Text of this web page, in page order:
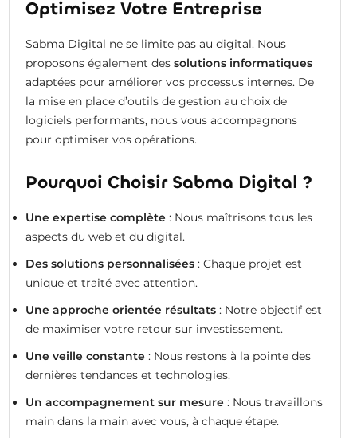
Optimisez Votre Entreprise
Sabma Digital ne se limite pas au digital. Nous
proposons également des solutions informatiques
adaptées pour améliorer vos processus internes. De
la mise en place d’outils de gestion au choix de
logiciels performants, nous vous accompagnons
pour optimiser vos opérations.
Pourquoi Choisir Sabma Digital ?
Une expertise complète: Nous maîtrisons tous les
aspects du web et du digital.
Des solutions personnalisées: Chaque projet est
unique et traité avec attention.
Une approche orientée résultats: Notre objectif est
de maximiser votre retour sur investissement.
Une veille constante: Nous restons à la pointe des
dernières tendances et technologies.
Un accompagnement sur mesure: Nous travaillons
main dans la main avec vous, à chaque étape.